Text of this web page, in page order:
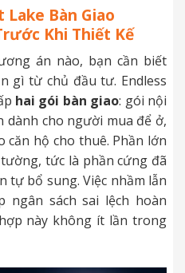
Lake Bàn Giao
Khi Thiết Kế
án nào, bạn cần biết
gì từ chủ đầu tư. Endless
hai gói bàn giao: gói nội
cho người mua để ở,
hộ cho thuê. Phần lớn
tức là phần cứng đã
tự bổ sung. Việc nhầm lẫn
ngân sách sai lệch hoàn
này không ít lần trong